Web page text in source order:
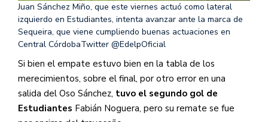
Juan Sánchez Miño, que este viernes actuó como lateral
izquierdo en Estudiantes, intenta avanzar ante la marca de
Sequeira, que viene cumpliendo buenas actuaciones en
Central CórdobaTwitter @EdelpOficial
Si bien el empate estuvo bien en la tabla de los
merecimientos, sobre el final, por otro error en una
salida del Oso Sánchez, tuvo el segundo gol de
Estudiantes Fabián Noguera, pero su remate se fue